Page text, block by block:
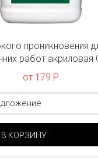
проникновения
работ акриловая
от 179 Р
В КОРЗИНУ